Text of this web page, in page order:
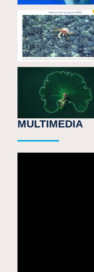
MULTIMEDIA